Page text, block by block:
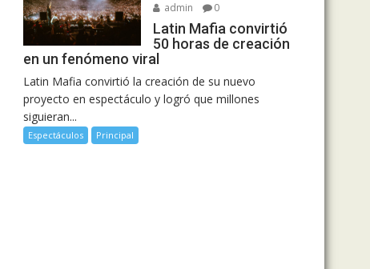
admin
0
Latin Mafia convirtió
50 horas de creación
en un fenómeno viral
Latin Mafia convirtió la creación de su nuevo
proyecto en espectáculo y logró que millones
siguieran...
Espectáculos Principal